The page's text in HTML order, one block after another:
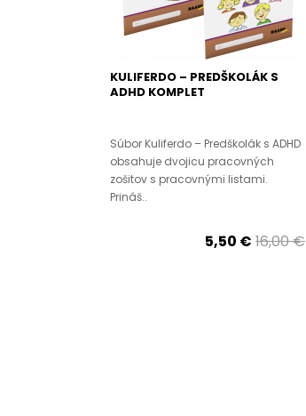
KULIFERDO – PREDŠKOLÁK S
ADHD KOMPLET
Súbor Kuliferdo – Predškolák s ADHD
obsahuje dvojicu pracovných
zošitov s pracovnými listami.
Prináš..
5,50 € 16,00 €